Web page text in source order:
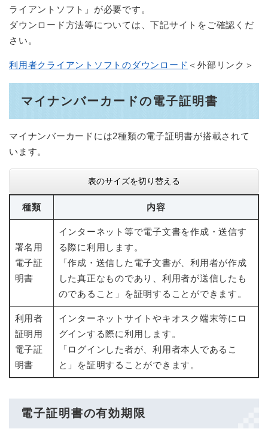
ライアントソフト」が必要です。
ダウンロード方法等については、下記サイトをご確認くだ
さい。
利用者クライアントソフトのダウンロード ＜外部リンク＞
マイナンバーカードの電子証明書
マイナンバーカードには2種類の電子証明書が搭載されて
います。
表のサイズを切り替える
種類 内容
署名用
電子証
明書
インターネット等で電子文書を作成・送信す
る際に利用します。
「作成・送信した電子文書が、利用者が作成
した真正なものであり、利用者が送信したも
のであること」を証明することができます。
利用者
証明用
電子証
明書
インターネットサイトやキオスク端末等にロ
グインする際に利用します。
「ログインした者が、利用者本人であるこ
と」を証明することができます。
電子証明書の有効期限